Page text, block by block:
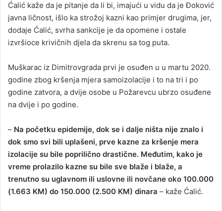
Ćalić kaže da je pitanje da li bi, imajući u vidu da je Đoković
javna ličnost, išlo ka strožoj kazni kao primjer drugima, jer,
dodaje Ćalić, svrha sankcije je da opomene i ostale
izvršioce krivičnih djela da skrenu sa tog puta.
Muškarac iz Dimitrovgrada prvi je osuđen u u martu 2020.
godine zbog kršenja mjera samoizolacije i to na tri i po
godine zatvora, a dvije osobe u Požarevcu ubrzo osuđene
na dvije i po godine.
– Na početku epidemije, dok se i dalje ništa nije znalo i
dok smo svi bili uplašeni, prve kazne za kršenje mera
izolacije su bile poprilično drastične. Međutim, kako je
vreme prolazilo kazne su bile sve blaže i blaže, a
trenutno su uglavnom ili uslovne ili novčane oko 100.000
(1.663 KM) do 150.000 (2.500 KM) dinara – kaže Ćalić.